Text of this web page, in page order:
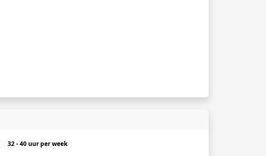
32 - 40 uur per week